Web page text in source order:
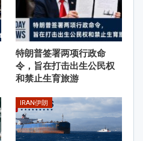
特朗普签署两项行政命
令，旨在打击出生公民权
和禁止生育旅游
IRAN伊朗